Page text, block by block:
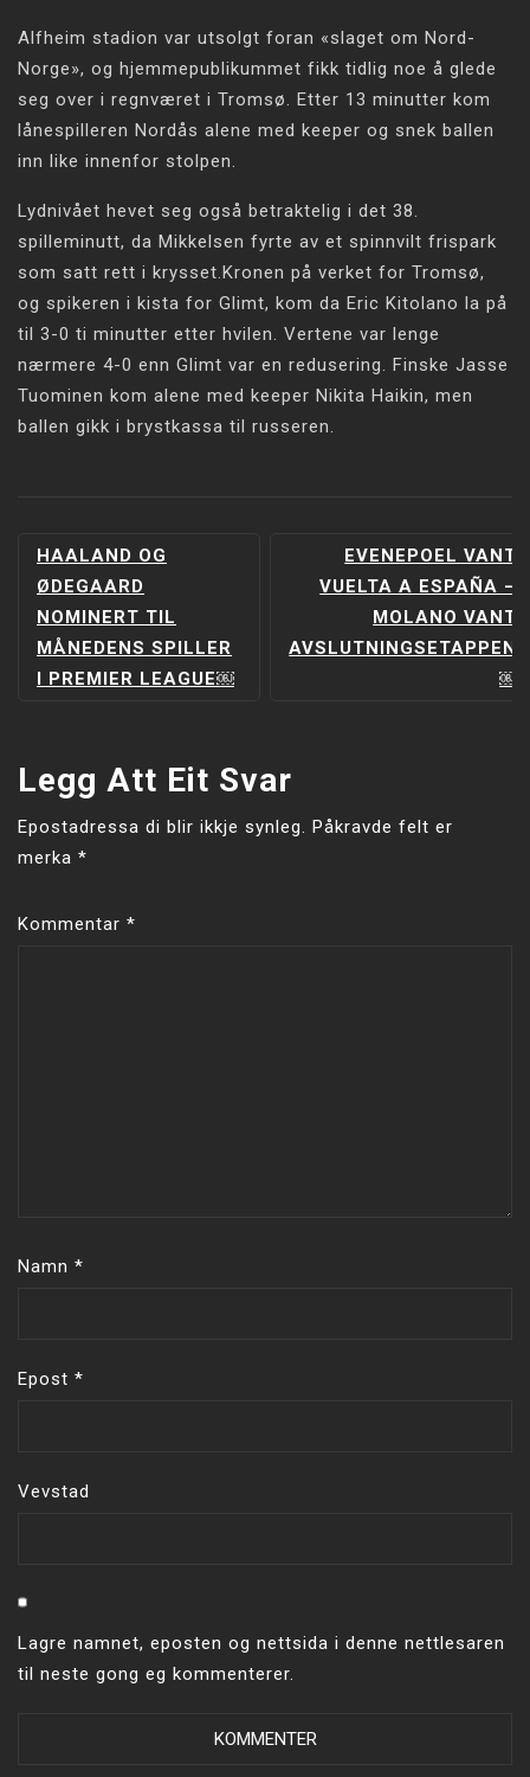
Alfheim stadion var utsolgt foran «slaget om Nord-
Norge», og hjemmepublikummet fikk tidlig noe å glede
seg over i regnværet i Tromsø. Etter 13 minutter kom
lånespilleren Nordås alene med keeper og snek ballen
inn like innenfor stolpen.
Lydnivået hevet seg også betraktelig i det 38.
spilleminutt, da Mikkelsen fyrte av et spinnvilt frispark
som satt rett i krysset.Kronen på verket for Tromsø,
og spikeren i kista for Glimt, kom da Eric Kitolano la på
til 3-0 ti minutter etter hvilen. Vertene var lenge
nærmere 4-0 enn Glimt var en redusering. Finske Jasse
Tuominen kom alene med keeper Nikita Haikin, men
ballen gikk i brystkassa til russeren.
INNLEGGSNAVIGERING
HAALAND OG
ØDEGAARD
NOMINERT TIL
MÅNEDENS SPILLER
I PREMIER LEAGUE￼
EVENEPOEL VANT
VUELTA A ESPAÑA –
MOLANO VANT
AVSLUTNINGSETAPPEN
￼
Legg Att Eit Svar
Epostadressa di blir ikkje synleg. Påkravde felt er
merka *
Kommentar *
Namn *
Epost *
Vevstad
Lagre namnet, eposten og nettsida i denne nettlesaren
til neste gong eg kommenterer.